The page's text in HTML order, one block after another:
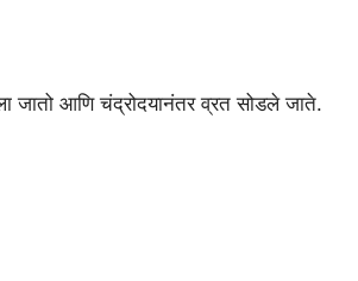
जातो आणि चंद्रोदयानंतर व्रत सोडले जाते.